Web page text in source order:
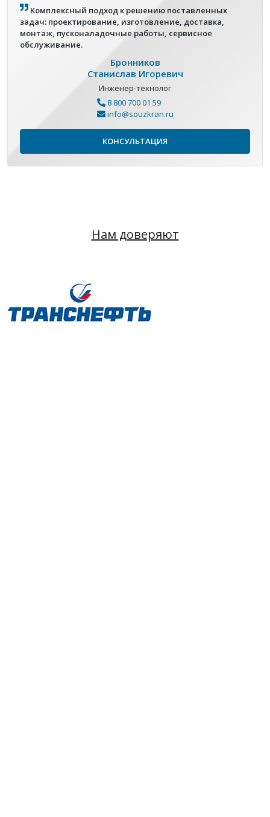
Комплексный подход к решению поставленных
задач: проектирование, изготовление, доставка,
монтаж, пусконаладочные работы, сервисное
обслуживание.
Бронников
Станислав Игоревич
Инженер-технолог
8 800 700 01 59
info@souzkran.ru
КОНСУЛЬТАЦИЯ
Нам доверяют